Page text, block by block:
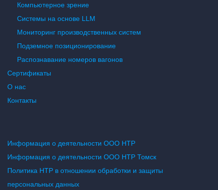
Компьютерное зрение
Системы на основе LLM
Мониторинг производственных систем
Подземное позиционирование
Распознавание номеров вагонов
Сертификаты
О нас
Контакты
Информация о деятельности ООО НТР
Информация о деятельности ООО НТР Томск
Политика НТР в отношении обработки и защиты
персональных данных